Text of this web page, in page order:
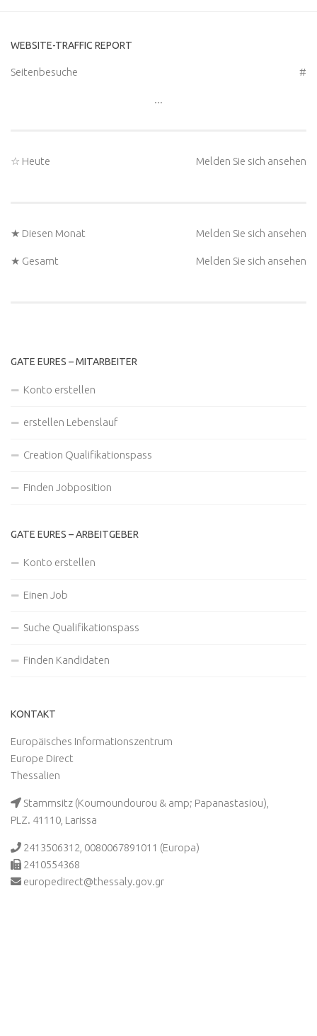
WEBSITE-TRAFFIC REPORT
Seitenbesuche #
...
☆ Heute Melden Sie sich ansehen
★ Diesen Monat Melden Sie sich ansehen
★ Gesamt Melden Sie sich ansehen
GATE EURES – MITARBEITER
Konto erstellen
erstellen Lebenslauf
Creation Qualifikationspass
Finden Jobposition
GATE EURES – ARBEITGEBER
Konto erstellen
Einen Job
Suche Qualifikationspass
Finden Kandidaten
KONTAKT
Europäisches Informationszentrum
Europe Direct
Thessalien
Stammsitz (Koumoundourou & amp; Papanastasiou),
PLZ. 41110, Larissa
2413506312, 0080067891011 (Europa)
2410554368
europedirect@thessaly.gov.gr